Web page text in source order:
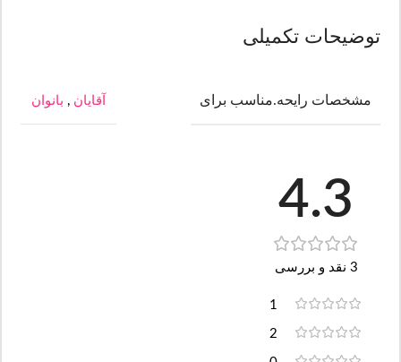
توضیحات تکمیلی
مشخصات رایحه.مناسب برای آقایان , بانوان
4.3
3 نقد و بررسی
1
2